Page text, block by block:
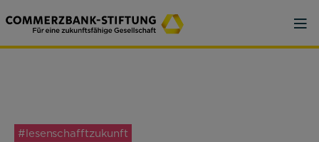
#lesenschafftzukunft